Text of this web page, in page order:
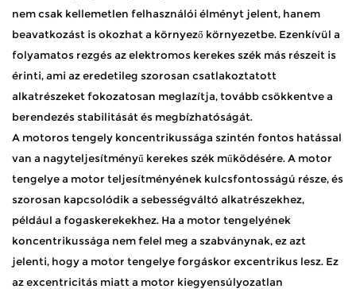
nem csak kellemetlen felhasználói élményt jelent, hanem
beavatkozást is okozhat a környező környezetbe. Ezenkívül a
folyamatos rezgés az elektromos kerekes szék más részeit is
érinti, ami az eredetileg szorosan csatlakoztatott
alkatrészeket fokozatosan meglazítja, tovább csökkentve a
berendezés stabilitását és megbízhatóságát. ​
A motoros tengely koncentrikussága szintén fontos hatással
van a nagyteljesítményű kerekes szék működésére. A motor
tengelye a motor teljesítményének kulcsfontosságú része, és
szorosan kapcsolódik a sebességváltó alkatrészekhez,
például a fogaskerekekhez. Ha a motor tengelyének
koncentrikussága nem felel meg a szabványnak, ez azt
jelenti, hogy a motor tengelye forgáskor excentrikus lesz. Ez
az excentricitás miatt a motor kiegyensúlyozatlan